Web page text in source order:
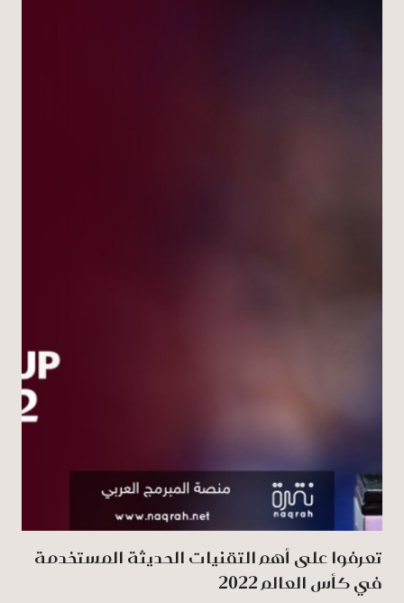
تعرفوا على أهم التقنيات الحديثة المستخدمة
في كأس العالم 2022